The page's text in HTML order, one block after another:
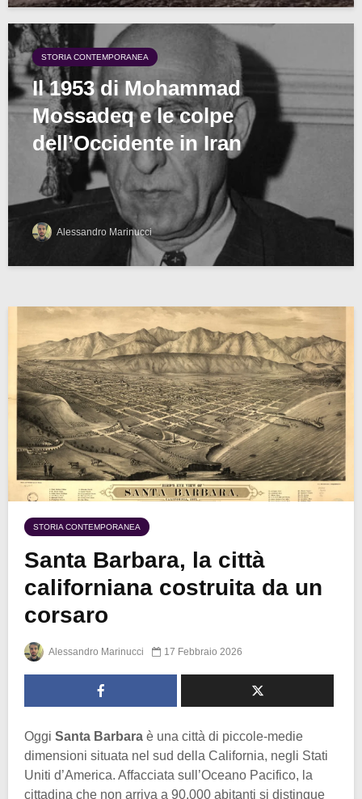
STORIA CONTEMPORANEA
Il 1953 di Mohammad
Mossadeq e le colpe
dell’Occidente in Iran
Alessandro Marinucci
STORIA CONTEMPORANEA
Santa Barbara, la città
californiana costruita da un
corsaro
Alessandro Marinucci 17 Febbraio 2026
Oggi Santa Barbara è una città di piccole-medie
dimensioni situata nel sud della California, negli Stati
Uniti d’America. Affacciata sull’Oceano Pacifico, la
cittadina che non arriva a 90.000 abitanti si distingue